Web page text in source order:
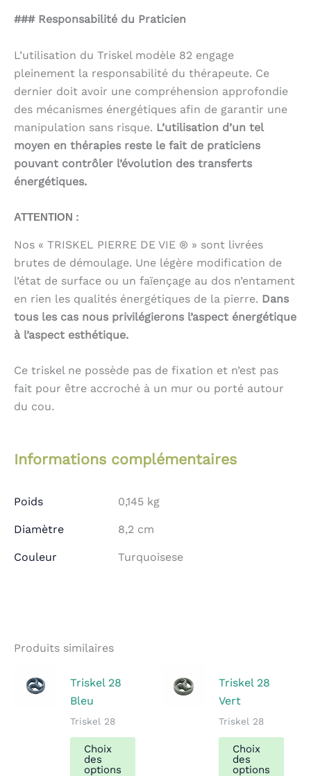
### Responsabilité du Praticien
L’utilisation du Triskel modèle 82 engage
pleinement la responsabilité du thérapeute. Ce
dernier doit avoir une compréhension approfondie
des mécanismes énergétiques afin de garantir une
manipulation sans risque. L’utilisation d’un tel
moyen en thérapies reste le fait de praticiens
pouvant contrôler l’évolution des transferts
énergétiques.
ATTENTION :
Nos « TRISKEL PIERRE DE VIE ® » sont livrées
brutes de démoulage. Une légère modification de
l’état de surface ou un faïençage au dos n’entament
en rien les qualités énergétiques de la pierre. Dans
tous les cas nous privilégierons l’aspect énergétique
à l’aspect esthétique.
Ce triskel ne possède pas de fixation et n’est pas
fait pour être accroché à un mur ou porté autour
du cou.
Informations complémentaires
Poids 0,145 kg
Diamètre 8,2 cm
Couleur Turquoisese
Produits similaires
Triskel 28
Bleu
Triskel 28
Choix
des
options
Ce
Triskel 28
Vert
Triskel 28
Choix
des
options
Ce